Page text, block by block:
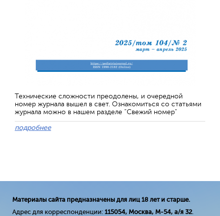
Технические сложности преодолены, и очередной
номер журнала вышел в свет. Ознакомиться со статьями
журнала можно в нашем разделе "Свежий номер"
подробнее
Материалы сайта предназначены для лиц 18 лет и старше.
Адрес для корреспонденции: 115054, Москва, М-54, а/я 32.